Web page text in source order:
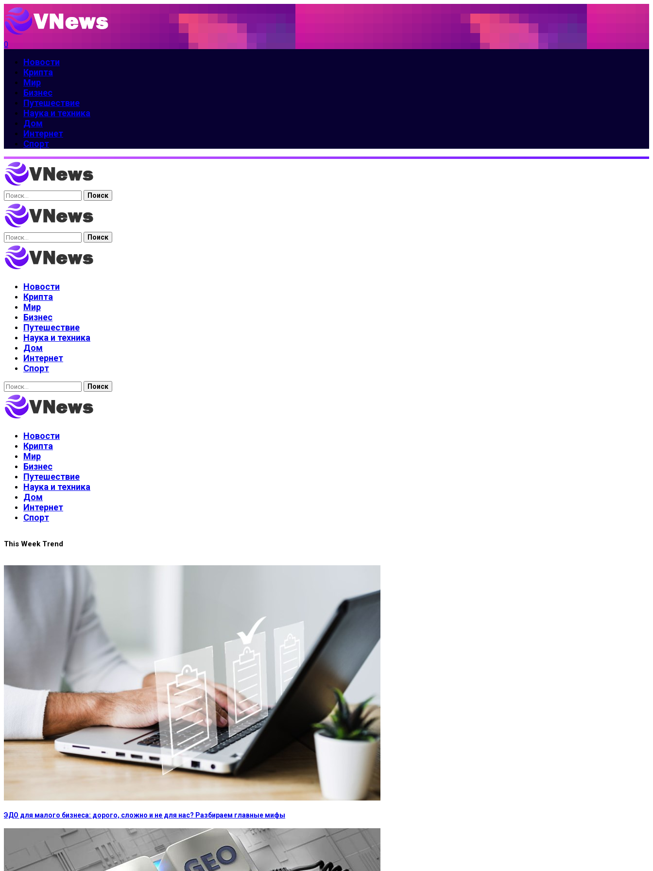
0
Новости
Крипта
Мир
Бизнес
Путешествие
Наука и техника
Дом
Интернет
Спорт
Найти:
Найти:
Новости
Крипта
Мир
Бизнес
Путешествие
Наука и техника
Дом
Интернет
Спорт
Найти:
Новости
Крипта
Мир
Бизнес
Путешествие
Наука и техника
Дом
Интернет
Спорт
This Week Trend
ЭДО для малого бизнеса: дорого, сложно и не для нас? Разбираем главные мифы